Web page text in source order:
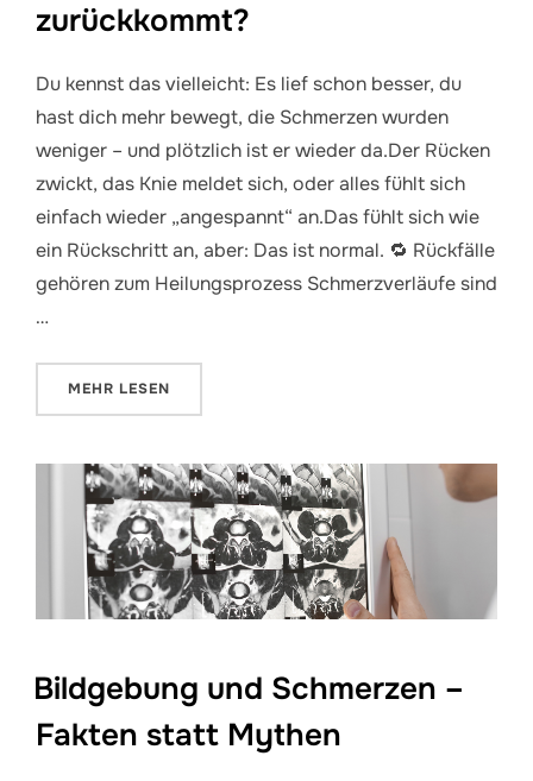
zurückkommt?
Du kennst das vielleicht: Es lief schon besser, du
hast dich mehr bewegt, die Schmerzen wurden
weniger – und plötzlich ist er wieder da.Der Rücken
zwickt, das Knie meldet sich, oder alles fühlt sich
einfach wieder „angespannt“ an.Das fühlt sich wie
ein Rückschritt an, aber: Das ist normal. 🔁 Rückfälle
gehören zum Heilungsprozess Schmerzverläufe sind
…
MEHR ÜBER „WAS TUN, WENN DER SCHMERZ
LESEN
Bildgebung und Schmerzen –
Fakten statt Mythen